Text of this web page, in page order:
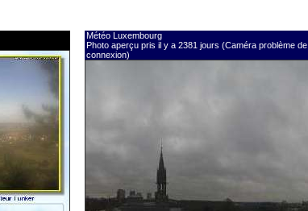
Météo Luxembourg
Photo aperçu pris il y a 2381 jours (Caméra problème de
connexion)